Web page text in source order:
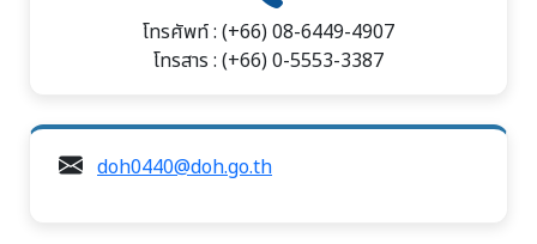
โทรศัพท์ : (+66) 08-6449-4907
โทรสาร : (+66) 0-5553-3387
doh0440@doh.go.th